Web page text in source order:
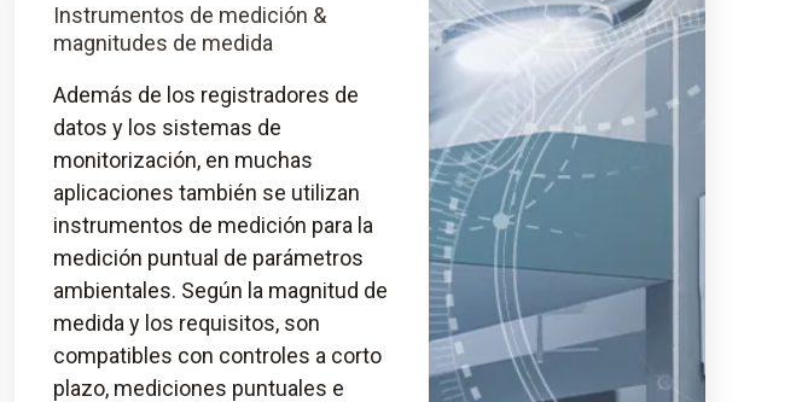
Instrumentos de medición &
magnitudes de medida
Además de los registradores de
datos y los sistemas de
monitorización, en muchas
aplicaciones también se utilizan
instrumentos de medición para la
medición puntual de parámetros
ambientales. Según la magnitud de
medida y los requisitos, son
compatibles con controles a corto
plazo, mediciones puntuales e